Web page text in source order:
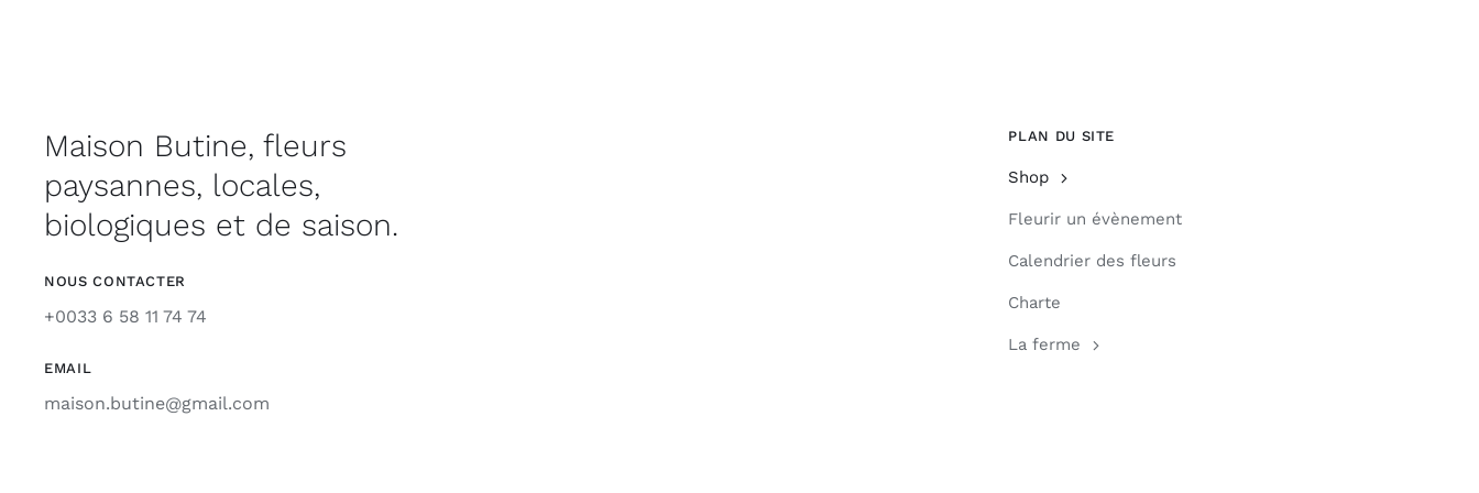
Maison Butine, fleurs
paysannes, locales,
biologiques et de saison.
NOUS CONTACTER
+0033 6 58 11 74 74
EMAIL
maison.butine@gmail.com
PLAN DU SITE
Shop
Fleurir un évènement
Calendrier des fleurs
Charte
La ferme